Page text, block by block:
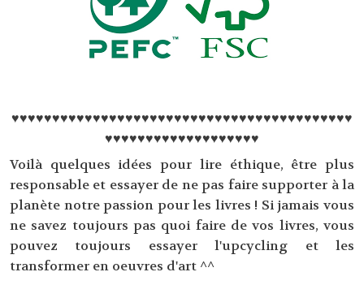
♥♥♥♥♥♥♥♥♥♥♥♥♥♥♥♥♥♥♥♥♥♥♥♥♥♥♥♥♥♥♥♥♥♥♥♥♥♥♥♥♥♥
♥♥♥♥♥♥♥♥♥♥♥♥♥♥♥♥♥♥♥
Voilà quelques idées pour lire éthique, être plus
responsable et essayer de ne pas faire supporter à la
planète notre passion pour les livres ! Si jamais vous
ne savez toujours pas quoi faire de vos livres, vous
pouvez toujours essayer l'upcycling et les
transformer en oeuvres d'art ^^